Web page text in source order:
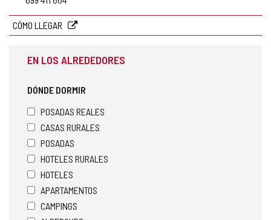
CÓMO LLEGAR
EN LOS ALREDEDORES
DÓNDE DORMIR
POSADAS REALES
CASAS RURALES
POSADAS
HOTELES RURALES
HOTELES
APARTAMENTOS
CAMPINGS